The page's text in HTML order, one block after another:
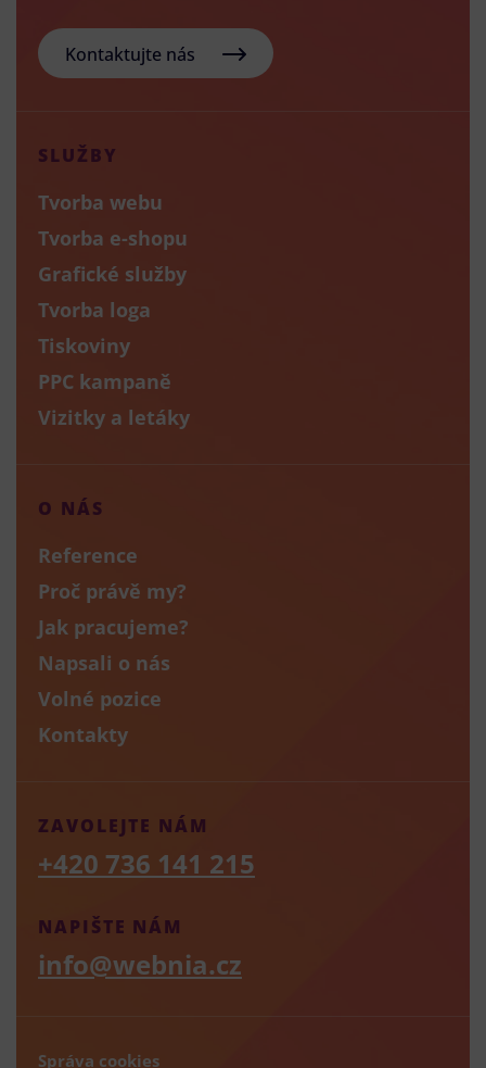
Kontaktujte nás
SLUŽBY
Tvorba webu
Tvorba e-shopu
Grafické služby
Tvorba loga
Tiskoviny
PPC kampaně
Vizitky a letáky
O NÁS
Reference
Proč právě my?
Jak pracujeme?
Napsali o nás
Volné pozice
Kontakty
NAPIŠTE NÁM
info@webnia.cz
ZAVOLEJTE NÁM
+420 736 141 215
Správa cookies